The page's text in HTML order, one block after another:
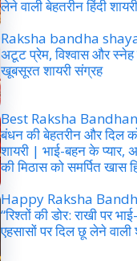
लेने वाली बेहतरीन हिंदी
Raksha bandha
अटूट प्रेम, विश्वास और
खूबसूरत शायरी संग्रह
Best Raksha Bandhan
बंधन की बेहतरीन और दिल
शायरी | भाई-बहन के प्यार,
की मिठास को समर्पित खास
Happy Raksha
“रिश्तों की डोर: राखी पर
एहसासों पर दिल छू लेने वाली